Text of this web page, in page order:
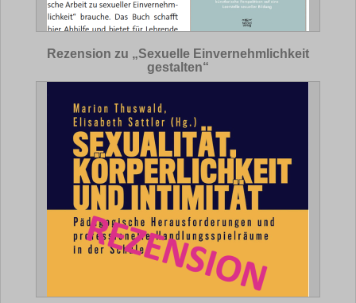
Rezension zu „Sexuelle Einvernehmlichkeit
gestalten“